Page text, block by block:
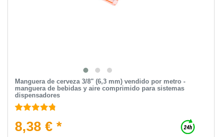
Manguera de cerveza 3/8" (6,3 mm) vendido por metro -
manguera de bebidas y aire comprimido para sistemas
dispensadores
8,38 € *